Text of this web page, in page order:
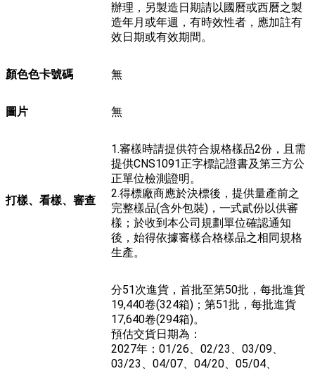
辦理，另製造日期請以國曆或西曆之製
造年月或年週，有時效性者，應加註有
效日期或有效期間。
顏色色卡號碼 無
圖片 無
打樣、看樣、審查
1.審樣時請提供符合規格樣品2份，且需
提供CNS1091正字標記證書及第三方公
正單位檢測證明。
2.得標廠商應於決標後，提供量產前之
完整樣品(含外包裝)，一式貳份以供審
樣；於收到本公司規劃單位確認通知
後，始得依據審樣合格樣品之相同規格
生產。
分51次進貨，首批至第50批，每批進貨
19,440卷(324箱)；第51批，每批進貨
17,640卷(294箱)。
預估交貨日期為：
2027年：01/26、02/23、03/09、
03/23、04/07、04/20、05/04、